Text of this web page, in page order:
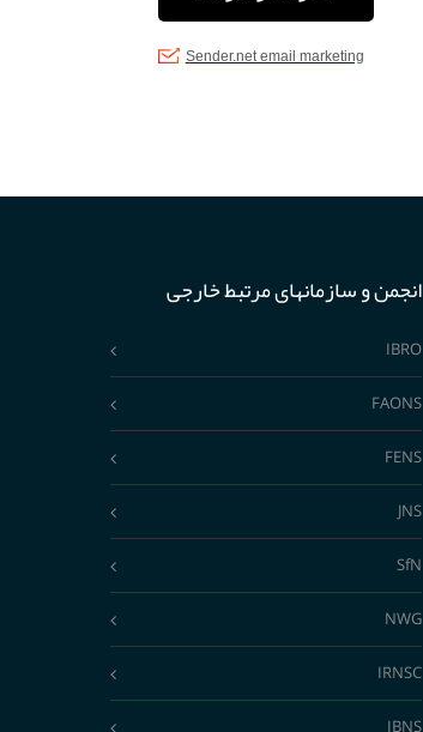
انجمن و سازمانهای مرتبط خارجی
IBRO
FAONS
FENS
JNS
SfN
NWG
IRNSC
IBNS